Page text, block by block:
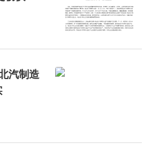
友一起快意享受人生。当
动力不会让你失望,其具
征服全地形场景的自信!
加倍,前脸改用竖向格
汽制造